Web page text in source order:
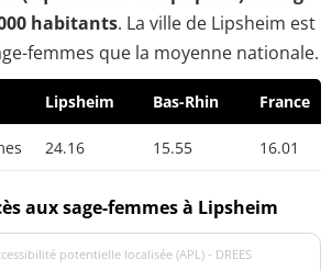
habitants. La ville de Lipsheim est
femmes que la moyenne nationale.
Lipsheim Bas-Rhin France
24.16 15.55 16.01
aux sage-femmes à Lipsheim
potentielle localisée (APL) - DREES